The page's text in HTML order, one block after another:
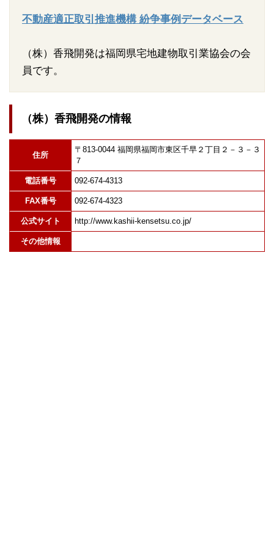
不動産適正取引推進機構 紛争事例データベース
（株）香飛開発は福岡県宅地建物取引業協会の会
員です。
（株）香飛開発の情報
住所
〒813-0044 福岡県福岡市東区千早２丁目２－３－３
７
電話番号 092-674-4313
FAX番号 092-674-4323
公式サイト http://www.kashii-kensetsu.co.jp/
その他情報